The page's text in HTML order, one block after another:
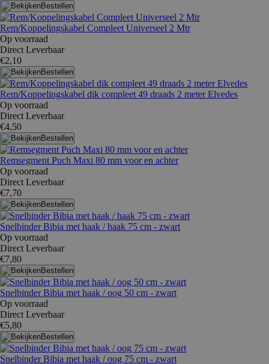
Bestellen
Rem/Koppelingskabel Compleet Universeel 2 Mtr
Op voorraad
Direct Leverbaar
€2,10
Bestellen
Rem/Koppelingskabel dik compleet 49 draads 2 meter Elvedes
Op voorraad
Direct Leverbaar
€4,50
Bestellen
Remsegment Puch Maxi 80 mm voor en achter
Op voorraad
Direct Leverbaar
€7,70
Bestellen
Snelbinder Bibia met haak / haak 75 cm - zwart
Op voorraad
Direct Leverbaar
€7,80
Bestellen
Snelbinder Bibia met haak / oog 50 cm - zwart
Op voorraad
Direct Leverbaar
€5,80
Bestellen
Snelbinder Bibia met haak / oog 75 cm - zwart